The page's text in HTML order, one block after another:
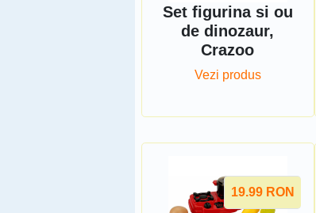
Set figurina si ou
de dinozaur,
Crazoo
Vezi produs
19.99 RON